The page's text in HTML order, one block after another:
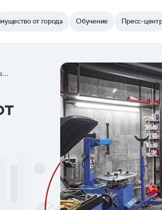
от города Обучение Пресс-
На городских торгах реализуют три участка под автосервисы